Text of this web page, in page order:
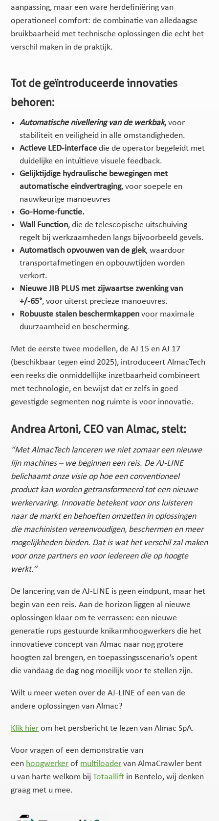
aanpassing, maar een ware herdefiniëring van
operationeel comfort: de combinatie van alledaagse
bruikbaarheid met technische oplossingen die echt het
verschil maken in de praktijk.
Tot de geïntroduceerde innovaties
behoren:
Automatische nivellering van de werkbak, voor
stabiliteit en veiligheid in alle omstandigheden.
Actieve LED-interface die de operator begeleidt met
duidelijke en intuïtieve visuele feedback.
Gelijktijdige hydraulische bewegingen met
automatische eindvertraging, voor soepele en
nauwkeurige manoeuvres
Go-Home-functie.
Wall Function, die de telescopische uitschuiving
regelt bij werkzaamheden langs bijvoorbeeld gevels.
Automatisch opvouwen van de giek, waardoor
transportafmetingen en opbouwtijden worden
verkort.
Nieuwe JIB PLUS met zijwaartse zwenking van
+/-65°, voor uiterst precieze manoeuvres.
Robuuste stalen beschermkappen voor maximale
duurzaamheid en bescherming.
Met de eerste twee modellen, de AJ 15 en AJ 17
(beschikbaar tegen eind 2025), introduceert AlmacTech
een reeks die onmiddellijke inzetbaarheid combineert
met technologie, en bewijst dat er zelfs in goed
gevestigde segmenten nog ruimte is voor innovatie.
Andrea Artoni, CEO van Almac, stelt:
“Met AlmacTech lanceren we niet zomaar een nieuwe
lijn machines – we beginnen een reis. De AJ-LINE
belichaamt onze visie op hoe een conventioneel
product kan worden getransformeerd tot een nieuwe
werkervaring. Innovatie betekent voor ons luisteren
naar de markt en behoeften omzetten in oplossingen
die machinisten vereenvoudigen, beschermen en meer
mogelijkheden bieden. Dat is wat het verschil zal maken
voor onze partners en voor iedereen die op hoogte
werkt.”
De lancering van de AJ-LINE is geen eindpunt, maar het
begin van een reis. Aan de horizon liggen al nieuwe
oplossingen klaar om te verrassen: een nieuwe
generatie rups gestuurde knikarmhoogwerkers die het
innovatieve concept van Almac naar nog grotere
hoogten zal brengen, en toepassingsscenario’s opent
die vandaag de dag nog moeilijk voor te stellen zijn.
Wilt u meer weten over de AJ-LINE of een van de
andere oplossingen van Almac?
Klik hier om het persbericht te lezen van Almac SpA.
Voor vragen of een demonstratie van
een hoogwerker of multiloader van AlmaCrawler bent
u van harte welkom bijTotaallift in Bentelo, wij denken
graag met u mee.